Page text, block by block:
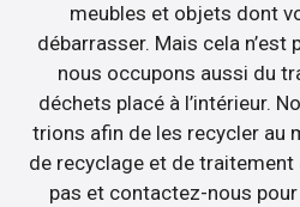
meubles et objets dont
débarrasser. Mais cela n’est
nous occupons aussi du
déchets placé à l’intérieur.
trions afin de les recycler au
de recyclage et de traitement
pas et contactez-nous pour